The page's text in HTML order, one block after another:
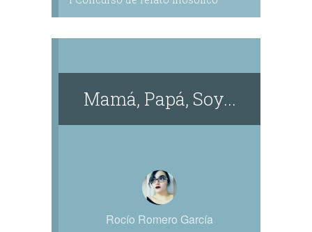
Mamá, Papá, Soy...
Rocío Romero García